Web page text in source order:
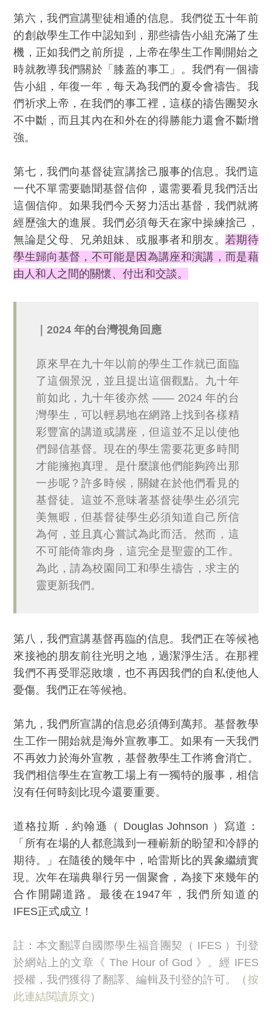
第六，我們宣講聖徒相通的信息。我們從五十年前
的創啟學生工作中認知到，那些禱告小組充滿了生
機，正如我們之前所提，上帝在學生工作剛開始之
時就教導我們關於「膝蓋的事工」。我們有一個禱
告小組，年復一年，每天為我們的夏令會禱告。我
們祈求上帝，在我們的事工裡，這樣的禱告團契永
不中斷，而且其內在和外在的得勝能力還會不斷增
強。
第七，我們向基督徒宣講捨己服事的信息。我們這
一代不單需要聽聞基督信仰，還需要看見我們活出
這個信仰。如果我們今天努力活出基督，我們就將
經歷強大的進展。我們必須每天在家中操練捨己，
無論是父母、兄弟姐妹、或服事者和朋友。 若期待
學生歸向基督，不可能是因為講座和演講，而是藉
由人和人之間的關懷、付出和交談。
｜2024 年的台灣視角回應
原來早在九十年以前的學生工作就已面臨
了這個景況，並且提出這個觀點。九十年
前如此，九十年後亦然 —— 2024 年的台
灣學生，可以輕易地在網路上找到各樣精
彩豐富的講道或講座，但這並不足以使他
們歸信基督。現在的學生需要花更多時間
才能擁抱真理。是什麼讓他們能夠跨出那
一步呢？許多時候，關鍵在於他們看見的
基督徒。這並不意味著基督徒學生必須完
美無暇，但基督徒學生必須知道自己所信
為何，並且真心嘗試為此而活。然而，這
不可能倚靠肉身，這完全是聖靈的工作。
為此，請為校園同工和學生禱告，求主的
靈更新我們。
第八，我們宣講基督再臨的信息。我們正在等候祂
來接祂的朋友前往光明之地，過潔淨生活。在那裡
我們不再受罪惡敗壞，也不再因我們的自私使他人
憂傷。我們正在等候祂。
第九，我們所宣講的信息必須傳到萬邦。基督教學
生工作一開始就是海外宣教事工。如果有一天我們
不再效力於海外宣教，基督教學生工作將會消亡。
我們相信學生在宣教工場上有一獨特的服事，相信
沒有任何時刻比現今還要重要。
道格拉斯．約翰遜（ Douglas Johnson ）寫道：
「所有在場的人都意識到一種嶄新的盼望和冷靜的
期待。」在隨後的幾年中，哈雷斯比的異象繼續實
現。次年在瑞典舉行另一個聚會，為接下來幾年的
合作開闢道路。最後在1947年，我們所知道的
IFES正式成立！
註：本文翻譯自國際學生福音團契（ IFES ）刊登
於網站上的文章《 The Hour of God 》。經 IFES
授權，我們獲得了翻譯、編輯及刊登的許可。（ 按
此連結閱讀原文 ）